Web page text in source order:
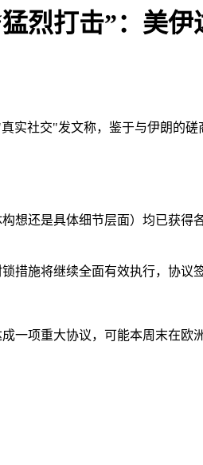
烈打击”：美
实社交"发文称，鉴于与伊朗的
想还是具体细节层面）均已获
措施将继续全面有效执行，协议
一项重大协议，可能本周末在欧